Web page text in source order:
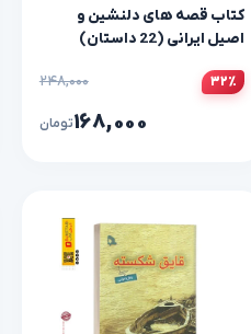
کتاب قصه های دلنشین و
اصیل ایرانی (22 داستان)
۳۲٪ ۲۴۸,۰۰۰
۱۶۸,۰۰۰تومان